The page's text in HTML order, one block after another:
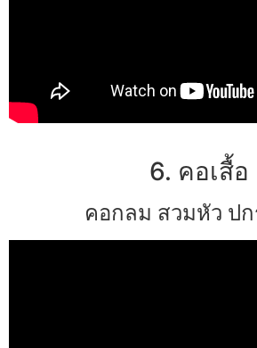
6. คอเสื้อ
คอกลม สวมหัว ปก